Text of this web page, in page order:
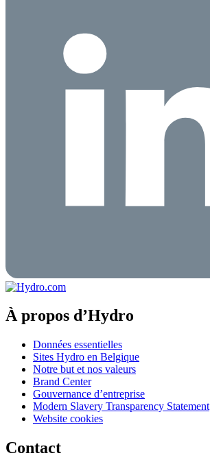
À propos d’Hydro
Données essentielles
Sites Hydro en Belgique
Notre but et nos valeurs
Brand Center
Gouvernance d’entreprise
Modern Slavery Transparency Statement
Website cookies
Contact